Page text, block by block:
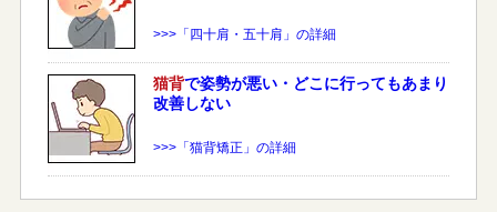
>>>「四十肩・五十肩」の詳細
猫背で姿勢が悪い・どこに行ってもあまり
改善しない
>>>「猫背矯正」の詳細